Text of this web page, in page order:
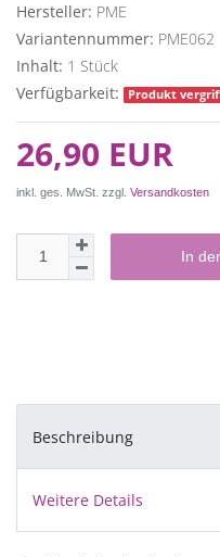
Hersteller: PME
Variantennummer: PME062
Inhalt: 1 Stück
Verfügbarkeit:
Produkt
26,90 EUR
inkl. ges. MwSt. zzgl. Versandkosten
In
Beschreibung
Weitere Details